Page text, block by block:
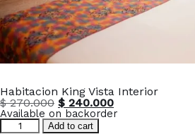
Habitacion King Vista Interior
$270.000 Original
price
was:
$ 270.000.
$ 240.000Current
price
Available on backorder
Habitacion
King
Add to cart